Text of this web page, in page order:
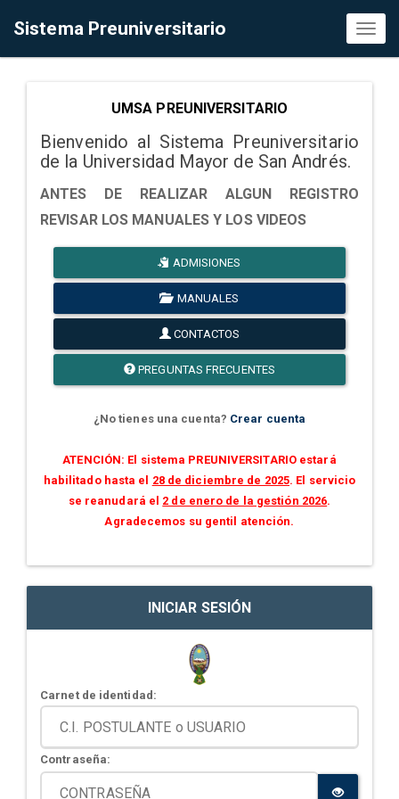
Sistema Preuniversitario
UMSA PREUNIVERSITARIO
Bienvenido al Sistema Preuniversitario
de la Universidad Mayor de San Andrés.
ANTES DE REALIZAR ALGUN REGISTRO
REVISAR LOS MANUALES Y LOS VIDEOS
ADMISIONES
MANUALES
CONTACTOS
PREGUNTAS FRECUENTES
¿No tienes una cuenta? Crear cuenta
ATENCIÓN: El sistema PREUNIVERSITARIO estará
habilitado hasta el 28 de diciembre de 2025. El servicio
se reanudará el 2 de enero de la gestión 2026.
Agradecemos su gentil atención.
INICIAR SESIÓN
Carnet de identidad:
Contraseña: